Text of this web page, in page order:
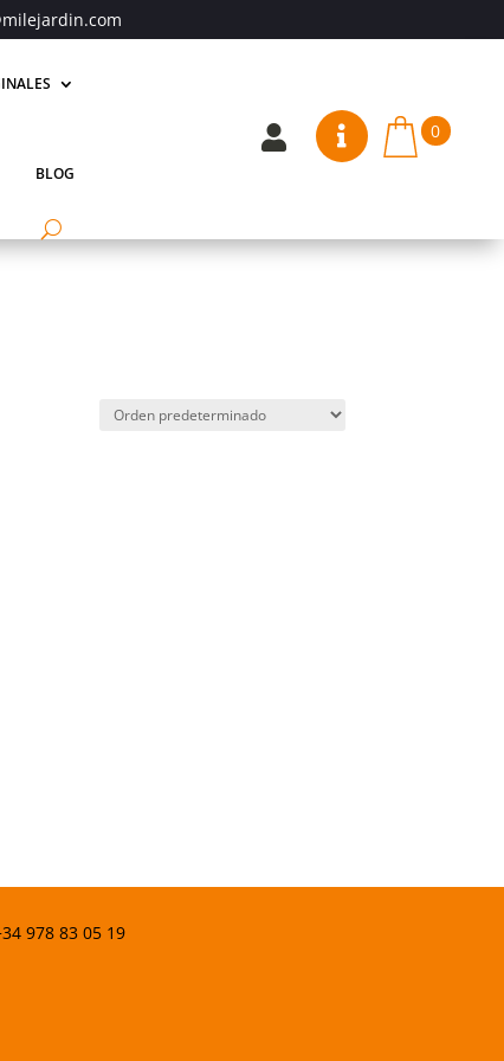
BLOG
  0
978 83 05 19